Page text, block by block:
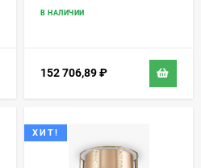
В НАЛИЧИИ
152 706,89₽
ХИТ!